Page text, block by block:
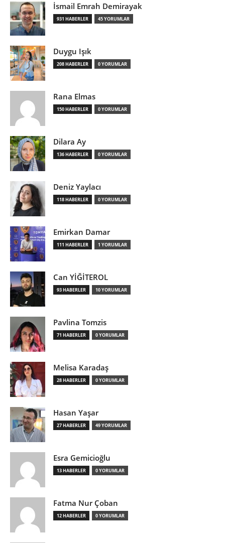
İsmail Emrah Demirayak
931 HABERLER 45 YORUMLAR
Duygu Işık
208 HABERLER 0 YORUMLAR
Rana Elmas
150 HABERLER 0 YORUMLAR
Dilara Ay
136 HABERLER 0 YORUMLAR
Deniz Yaylacı
118 HABERLER 0 YORUMLAR
Emirkan Damar
111 HABERLER 1 YORUMLAR
Can YİĞİTEROL
93 HABERLER 10 YORUMLAR
Pavlina Tomzis
71 HABERLER 0 YORUMLAR
Melisa Karadaş
28 HABERLER 0 YORUMLAR
Hasan Yaşar
27 HABERLER 49 YORUMLAR
Esra Gemicioğlu
13 HABERLER 0 YORUMLAR
Fatma Nur Çoban
12 HABERLER 0 YORUMLAR